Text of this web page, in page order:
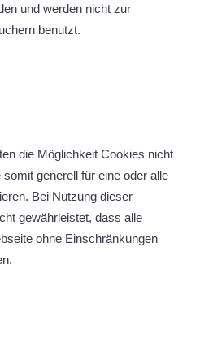
und werden nicht zur
benutzt.
die Möglichkeit Cookies nicht
generell für eine oder alle
Bei Nutzung dieser
gewährleistet, dass alle
ohne Einschränkungen